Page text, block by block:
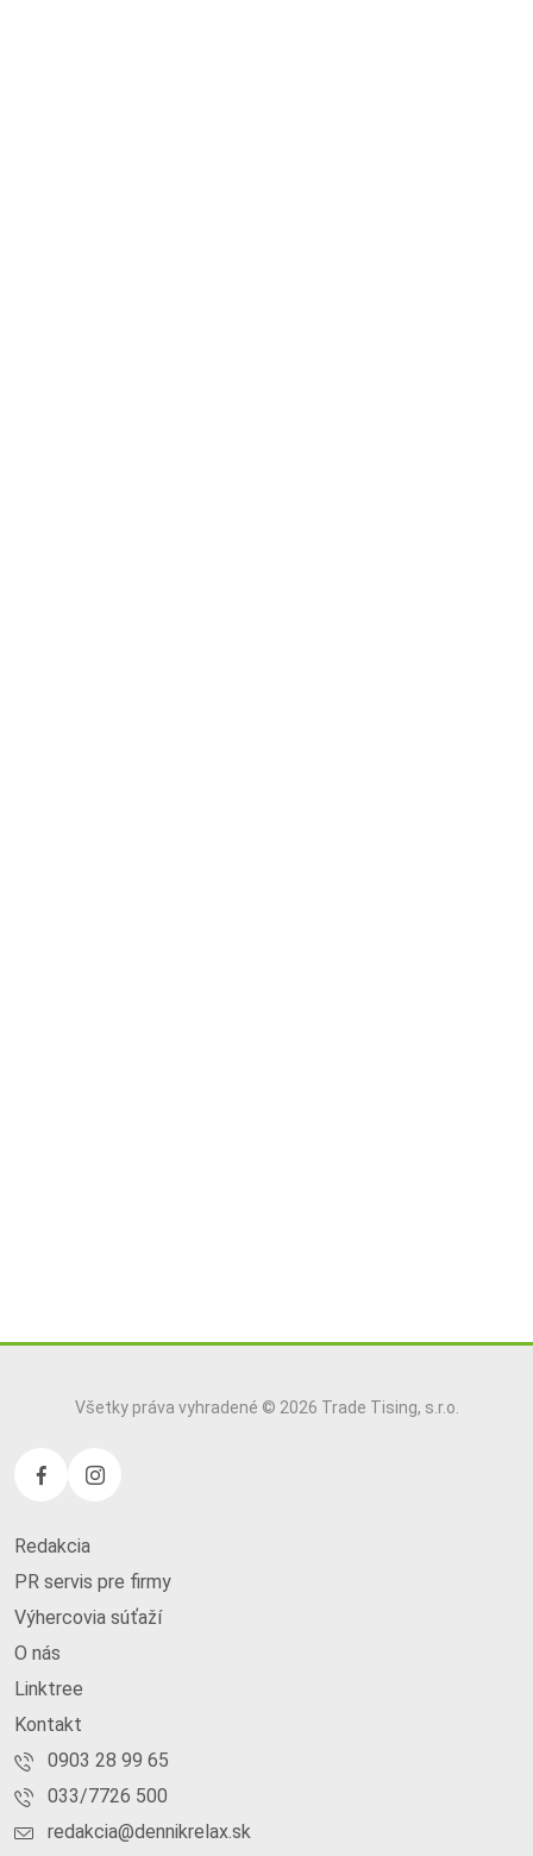
Všetky práva vyhradené © 2026 Trade Tising, s.r.o.
Redakcia
PR servis pre firmy
Výhercovia súťaží
O nás
Linktree
Kontakt
0903 28 99 65
033/7726 500
redakcia@dennikrelax.sk